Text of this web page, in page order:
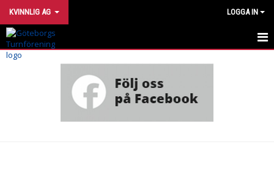
KVINNLIG AG LOGGA IN
KVINNLIG AG